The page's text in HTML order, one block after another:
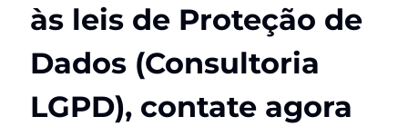
às leis de Proteção de
Dados (Consultoria
LGPD), contate agora